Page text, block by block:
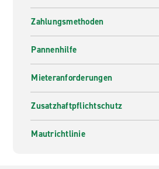
Zahlungsmethoden
Pannenhilfe
Mieteranforderungen
Zusatzhaftpflichtschutz
Mautrichtlinie